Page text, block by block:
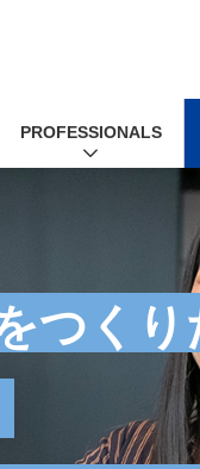
PROFESSIONALS
つくり